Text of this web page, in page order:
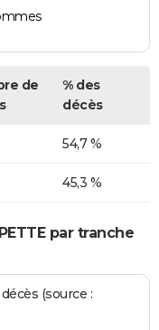
de
% des
décès
54,7 %
45,3 %
par tranche
(source :